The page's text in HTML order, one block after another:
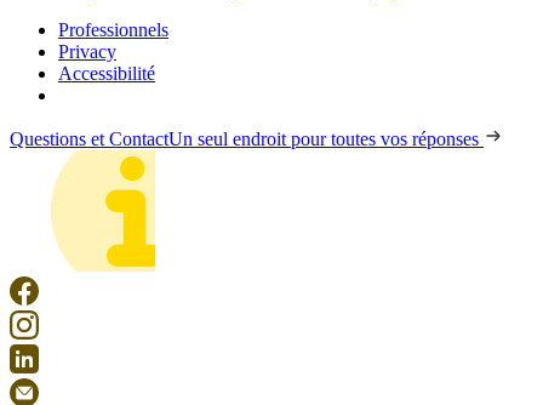
Professionnels
Privacy
Accessibilité
Questions et ContactUn seul endroit pour toutes vos réponses